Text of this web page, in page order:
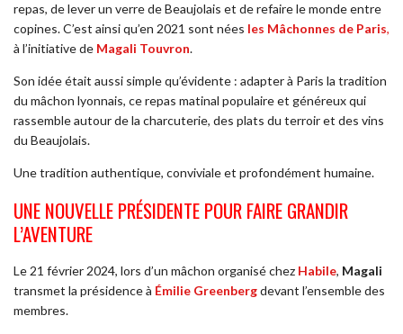
repas, de lever un verre de Beaujolais et de refaire le monde entre
copines. C’est ainsi qu’en 2021 sont nées les Mâchonnes de Paris,
à l’initiative de Magali Touvron.
Son idée était aussi simple qu’évidente : adapter à Paris la tradition
du mâchon lyonnais, ce repas matinal populaire et généreux qui
rassemble autour de la charcuterie, des plats du terroir et des vins
du Beaujolais.
Une tradition authentique, conviviale et profondément humaine.
UNE NOUVELLE PRÉSIDENTE POUR FAIRE GRANDIR
L’AVENTURE
Le 21 février 2024, lors d’un mâchon organisé chez Habile, Magali
transmet la présidence à Émilie Greenbergdevant l’ensemble des
membres.